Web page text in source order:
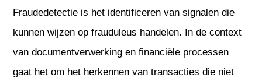
Fraudedetectie is het identificeren van signalen die
kunnen wijzen op frauduleus handelen. In de context
van documentverwerking en financiële processen
gaat het om het herkennen van transacties die niet